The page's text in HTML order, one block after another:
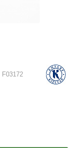
F03172